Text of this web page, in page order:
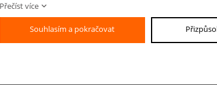
Přečíst více
Souhlasím a pokračovat